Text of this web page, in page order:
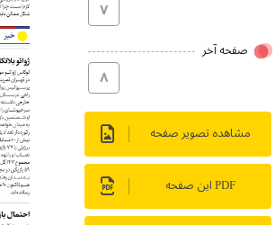
۷
صفحه آخر
۸
مشاهده تصویر صفحه
PDF این صفحه